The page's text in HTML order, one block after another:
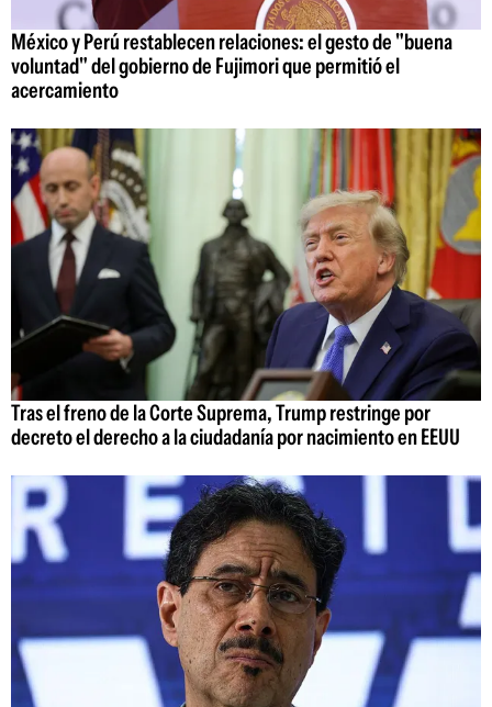
México y Perú restablecen relaciones: el gesto de "buena
voluntad" del gobierno de Fujimori que permitió el
acercamiento
Tras el freno de la Corte Suprema, Trump restringe por
decreto el derecho a la ciudadanía por nacimiento en EEUU